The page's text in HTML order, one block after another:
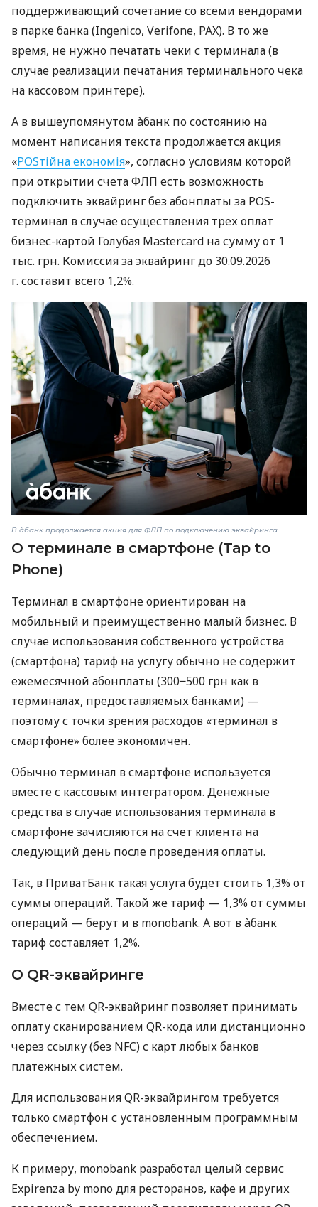
поддерживающий сочетание со всеми вендорами
в парке банка (Ingenico, Verifone, PAX). В то же
время, не нужно печатать чеки с терминала (в
случае реализации печатания терминального чека
на кассовом принтере).
А в вышеупомянутом àбанк по состоянию на
момент написания текста продолжается акция
«POSтійна економія», согласно условиям которой
при открытии счета ФЛП есть возможность
подключить эквайринг без абонплаты за POS-
терминал в случае осуществления трех оплат
бизнес-картой Голубая Mastercard на сумму от 1
тыс. грн. Комиссия за эквайринг до 30.09.2026
г. составит всего 1,2%.
В àбанк продолжается акция для ФЛП по подключению эквайринга
О терминале в смартфоне (Tap to
Phone)
Терминал в смартфоне ориентирован на
мобильный и преимущественно малый бизнес. В
случае использования собственного устройства
(смартфона) тариф на услугу обычно не содержит
ежемесячной абонплаты (300−500 грн как в
терминалах, предоставляемых банками) —
поэтому с точки зрения расходов «терминал в
смартфоне» более экономичен.
Обычно терминал в смартфоне используется
вместе с кассовым интегратором. Денежные
средства в случае использования терминала в
смартфоне зачисляются на счет клиента на
следующий день после проведения оплаты.
Так, в ПриватБанк такая услуга будет стоить 1,3% от
суммы операций. Такой же тариф — 1,3% от суммы
операций — берут и в monobank. А вот в àбанк
тариф составляет 1,2%.
О QR-эквайринге
Вместе с тем QR-эквайринг позволяет принимать
оплату сканированием QR-кода или дистанционно
через ссылку (без NFC) с карт любых банков
платежных систем.
Для использования QR-эквайрингом требуется
только смартфон с установленным программным
обеспечением.
К примеру, monobank разработал целый сервис
Expirenza by mono для ресторанов, кафе и других